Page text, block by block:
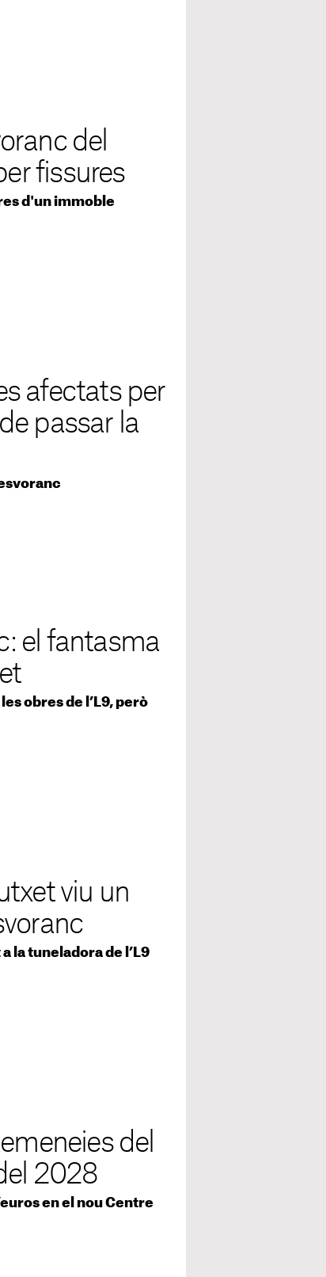
del
fissures
d'un immoble
afectats per
passar la
el fantasma
obres de l’L9, però
viu un
la tuneladora de l’L9
del
2028
en el nou Centre